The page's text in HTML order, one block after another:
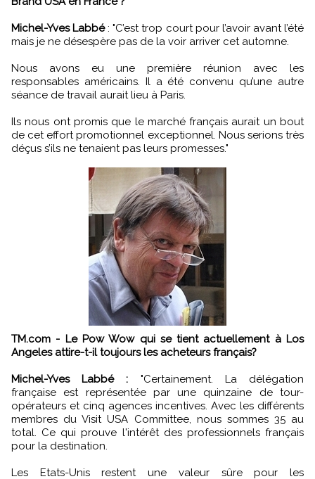
Michel-Yves Labbé: "C’est trop court pour l’avoir avant l’été
mais je ne désespère pas de la voir arriver cet automne.
Nous avons eu une première réunion avec les
responsables américains. Il a été convenu qu’une autre
séance de travail aurait lieu à Paris.
Ils nous ont promis que le marché français aurait un bout
de cet effort promotionnel exceptionnel. Nous serions très
déçus s’ils ne tenaient pas leurs promesses."
TM.com - Le Pow Wow qui se tient actuellement à Los
Angeles attire-t-il toujours les acheteurs français?
Michel-Yves Labbé : "Certainement. La délégation
française est représentée par une quinzaine de tour-
opérateurs et cinq agences incentives. Avec les différents
membres du Visit USA Committee, nous sommes 35 au
total. Ce qui prouve l'intérêt des professionnels français
pour la destination.
Les Etats-Unis restent une valeur sûre pour les